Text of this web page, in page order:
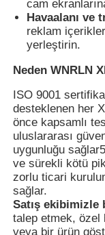
cam
Havaalanı ve
reklam
yerleştirin.
Neden WNRLN
ISO 9001
desteklenen her
önce kapsamlı
uluslararası
uygunluğu
ve sürekli kötü
zorlu ticari
sağlar.
Satış
talep etmek, özel
veya bir ürün